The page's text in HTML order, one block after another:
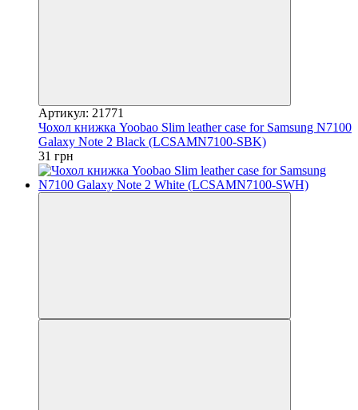
Артикул: 21771
Чохол книжка Yoobao Slim leather case for Samsung N7100
Galaxy Note 2 Black (LCSAMN7100-SBK)
31 грн